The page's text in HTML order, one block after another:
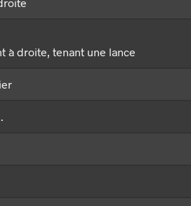
à droite, tenant une lance